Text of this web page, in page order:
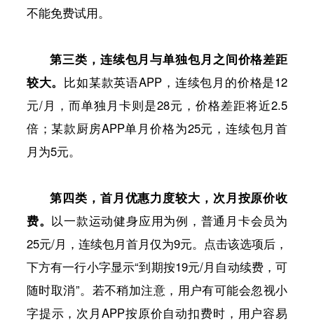
不能免费试用。
第三类，连续包月与单独包月之间价格差距
较大。 比如某款英语APP，连续包月的价格是12
元/月，而单独月卡则是28元，价格差距将近2.5
倍；某款厨房APP单月价格为25元，连续包月首
月为5元。
第四类，首月优惠力度较大，次月按原价收
费。 以一款运动健身应用为例，普通月卡会员为
25元/月，连续包月首月仅为9元。点击该选项后，
下方有一行小字显示“到期按19元/月自动续费，可
随时取消”。若不稍加注意，用户有可能会忽视小
字提示，次月APP按原价自动扣费时，用户容易